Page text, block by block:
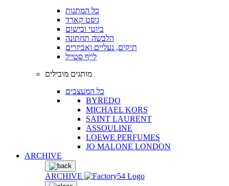
כל המתנות
גיפט קארד
ביוטי ובישום
הלבשה תחתונה
תיקים, נעליים ואביזרים
לייף סטייל
מותגים מובילים
כל המעצבים
BYREDO
MICHAEL KORS
SAINT LAURENT
ASSOULINE
LOEWE PERFUMES
JO MALONE LONDON
ARCHIVE
ARCHIVE